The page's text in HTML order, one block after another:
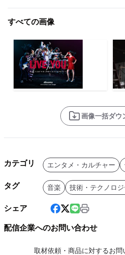
すべての画像
画像一括ダウ
カテゴリ エンタメ・カルチャー
タグ 音楽 技術・テクノロジ
シェア
配信企業へのお問い合わせ
取材依頼・商品に対するお問